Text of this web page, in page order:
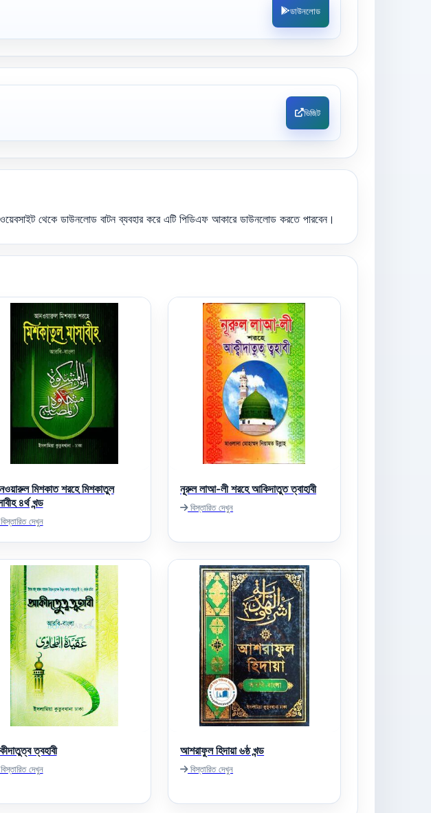
ডাউনলোড
ভিজিট
থেকে ডাউনলোড বাটন ব্যবহার করে এটি পিডিএফ আকারে ডাউনলোড করতে পারবেন।
মিশকাত শরহে মিশকাতুল
৪র্থ খন্ড
দেখুন
নূরুল লাআ-লী শরহে আকিদাতুত ত্বাহাবী
বিস্তারিত দেখুন
ত্বহাবী
দেখুন
আশরাফুল হিদায়া ৬ষ্ঠ খন্ড
বিস্তারিত দেখুন